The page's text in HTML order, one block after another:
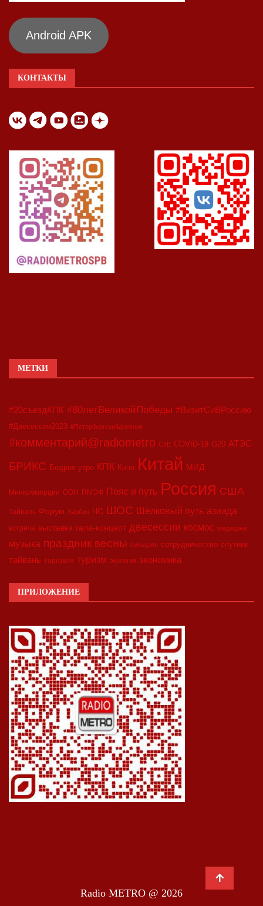
Android APK
КОНТАКТЫ
МЕТКИ
#20съездКПК #80летВеликойПобеды #ВизитСиВРоссию
#Двесессии2023 #Петербургскийдневник
#комментарий@radiometro CIIE COVID-19 G20 АТЭС
БРИКС Бодрое утро КПК Кино Китай МИД
Минкоммерции ООН ПМЭФ Пояс и путь Россия США
Тайвань Форум Харбин ЧС ШОС Шёлковый путь азиада
встреча выставка гала-концерт двесессии космос медицина
музыка праздник весны синьцзян сотрудничество спутник
тайвань торговля туризм экология экономика
ПРИЛОЖЕНИЕ
Radio METRO @ 2026